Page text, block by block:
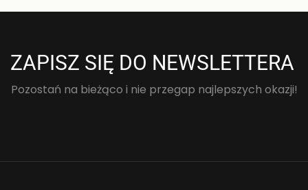
ZAPISZ SIĘ DO NEWSLETTERA
Pozostań na bieżąco i nie przegap najlepszych okazji!